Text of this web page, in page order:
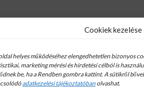
Cookiek kezelése
helyes működéséhez elengedhetetlen bizonyos
marketing mérési és hirdetési célból is
be, ha a Rendben gombra kattint. A sütikről
adatkezelési tájékoztatóban olvashat.